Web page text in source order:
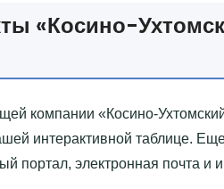
«‎Косино-
компании «‎Косино-
интерактивной таблице.
портал, электронная почта